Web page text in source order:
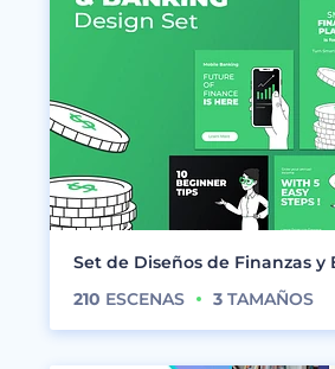
Set de Diseños de Finanzas y
210 ESCENAS 3 TAMAÑOS